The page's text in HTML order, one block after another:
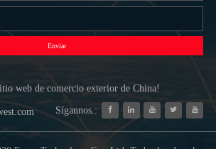
Enviar
web de comercio exterior de China!
Sígannos.: